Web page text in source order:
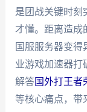
是团战关键时刻
才懂。距离造成
国服服务器变
业游戏加速器打
解答国外打王者
等核心痛点，带